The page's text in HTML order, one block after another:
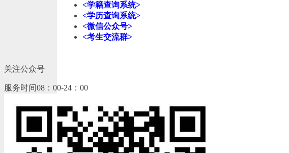
<学籍查询系统>
<学历查询系统>
<微信公众号>
<考生交流群>
关注公众号
服务时间08：00-24：00